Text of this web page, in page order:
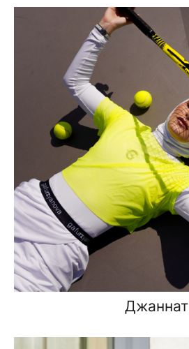
Джаннат